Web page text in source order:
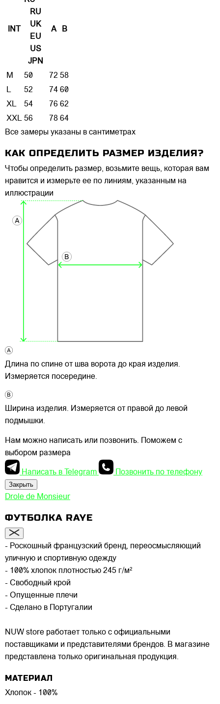
INT
RU
UK
EU
US
JPN
A B
M 50 72 58
L
52 74 60
XL
54 76 62
XXL 56 78 64
Все замеры указаны в сантиметрах
КАК ОПРЕДЕЛИТЬ РАЗМЕР ИЗДЕЛИЯ?
Чтобы определить размер, возьмите вещь, которая вам
нравится и измерьте ее по линиям, указанным на
иллюстрации
Длина по спине от шва ворота до края изделия.
Измеряется посередине.
Ширина изделия. Измеряется от правой до левой
подмышки.
Нам можно написать или позвонить. Поможем с
выбором размера
Написать в Telegram Позвонить по телефону
Закрыть
Drole de Monsieur
ФУТБОЛКА RAYE
- Роскошный французский бренд, переосмысляющий
уличную и спортивную одежду
- 100% хлопок плотностью 245 г/м²
- Свободный крой
- Опущенные плечи
- Сделано в Португалии
NUW store работает только с официальными
поставщиками и представителями брендов. В магазине
представлена только оригинальная продукция.
МАТЕРИАЛ
Хлопок - 100%